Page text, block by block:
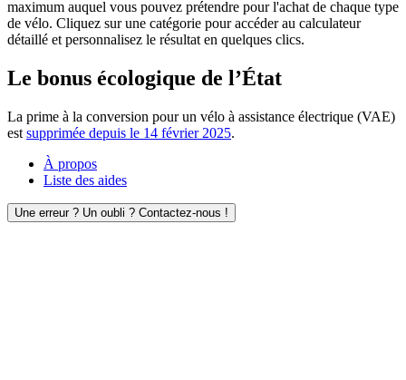
maximum auquel vous pouvez prétendre pour l'achat de chaque type
de vélo. Cliquez sur une catégorie pour accéder au calculateur
détaillé et personnalisez le résultat en quelques clics.
Le bonus écologique de l’État
La prime à la conversion pour un vélo à assistance électrique (VAE)
est supprimée depuis le 14 février 2025.
À propos
Liste des aides
Une erreur ? Un oubli ? Contactez-nous !